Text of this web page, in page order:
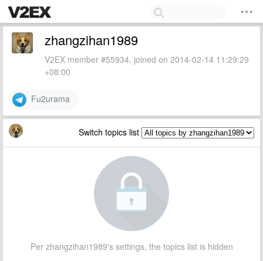
zhangzihan1989
V2EX member #55934, joined on 2014-02-14 11:29:29
+08:00
Fu2urama
Switch topics list
Per zhangzihan1989's settings, the topics list is hidden